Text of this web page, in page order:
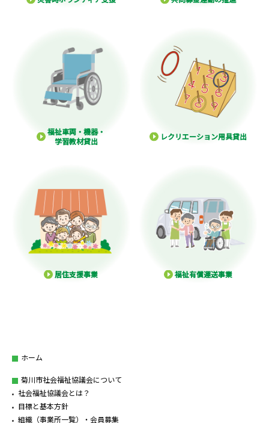
福祉車両・機器・
学習教材貸出
レクリエーション用具貸出
居住支援事業 福祉有償運送事業
ホーム
菊川市社会福祉協議会について
社会福祉協議会とは？
目標と基本方針
組織（事業所一覧）・会員募集